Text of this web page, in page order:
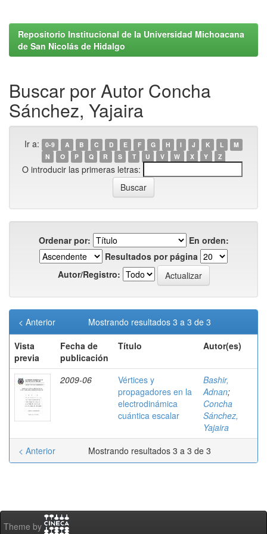
Repositorio Institucional de la Universidad Michoacana
de San Nicolás de Hidalgo
Buscar por Autor Concha
Sánchez, Yajaira
Ir a: 0-9 A B C D E F G H I J K L
M
N
O P Q R S T U V W X Y Z
O introducir las primeras letras:
Ordenar por:
En orden:
Resultados por página
Autor/Registro:
Mostrando resultados 3 a 3 de 3
< Anterior
Vista
previa
Fecha de
publicación
Título Autor(es)
2009-06
Vértices y
propagadores en la
electrodinámica
cuántica escalar
Bashir,
Adnan;
Concha
Sánchez,
Yajaira
Mostrando resultados 3 a 3 de 3
< Anterior
Theme by